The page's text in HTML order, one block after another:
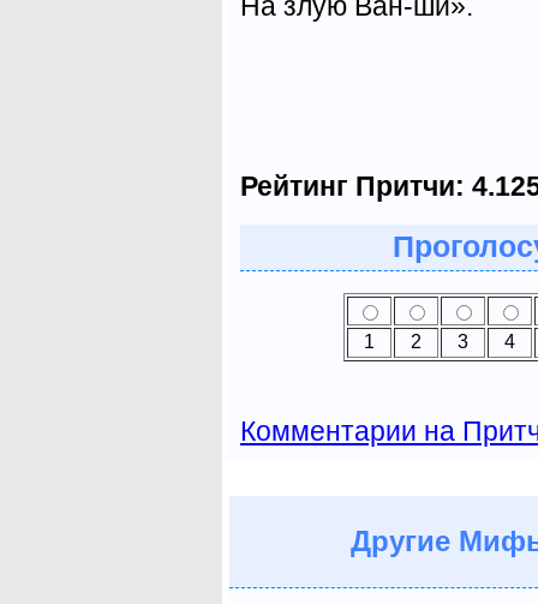
Рейтинг Притчи:
1 2 3 4
Комментарии на
Другие